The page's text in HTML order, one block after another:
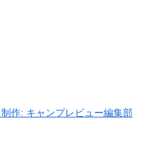
作: キャンプレビュー編集部